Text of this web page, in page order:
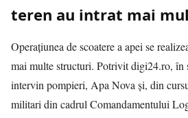
teren au intrat mai
Operațiunea de scoatere a apei se
mai multe structuri. Potrivitdigi24.ro, în
intervin pompieri, Apa Nova și, din
militari din cadrul Comandamentului